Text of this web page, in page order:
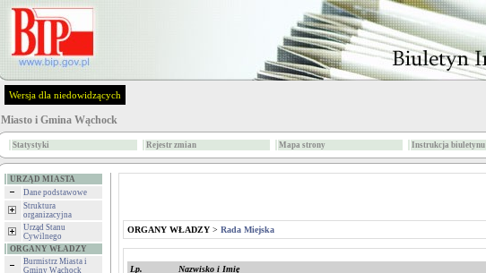
Wersja dla niedowidzących
Miasto i Gmina Wąchock
Statystyki Rejestr zmian Mapa strony Instrukcja biuletynu
URZĄD MIASTA
Dane podstawowe
Struktura
organizacyjna
Urząd Stanu
Cywilnego
ORGANY WŁADZY
Burmistrz Miasta i
Gminy Wąchock
ORGANY WŁADZY> Rada Miejska
Lp. Nazwisko i Imię